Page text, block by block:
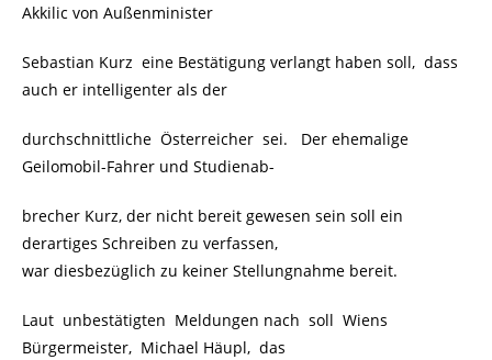
Akkilic von Außenminister
Sebastian Kurz eine Bestätigung verlangt haben soll, dass
auch er intelligenter als der
durchschnittliche Österreicher sei. Der ehemalige
Geilomobil-Fahrer und Studienab-
brecher Kurz, der nicht bereit gewesen sein soll ein
derartiges Schreiben zu verfassen,
war diesbezüglich zu keiner Stellungnahme bereit.
Laut unbestätigten Meldungen nach soll Wiens
Bürgermeister, Michael Häupl, das